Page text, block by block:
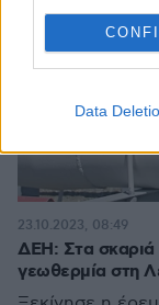
Data
ΔΕΗ: Στα
γεωθερμία στη
23.10.2023, 08:49